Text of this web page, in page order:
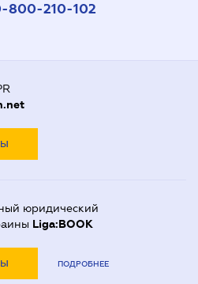
800-210-102
юридический
Liga:BOOK
ПОДРОБНЕЕ